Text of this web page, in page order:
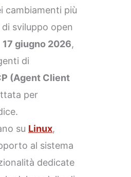
cambiamenti più
sviluppo open
17 giugno 2026,
di
(Agent Client
per
su Linux,
al sistema
dedicate